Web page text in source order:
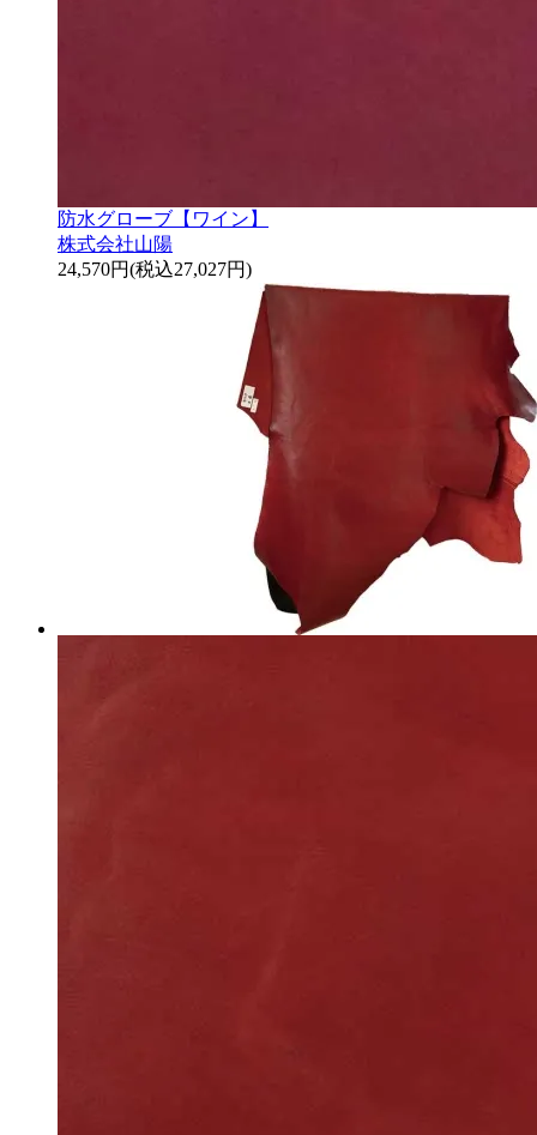
防水グローブ【ワイン】
株式会社山陽
24,570円(税込27,027円)